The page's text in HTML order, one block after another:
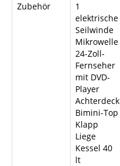
Zubehör
1
elektrische
Seilwinde
Mikrowelle
24-Zoll-
Fernseher
mit DVD-
Player
Achterdeck
Bimini-Top
Klapp
Liege
Kessel 40
lt